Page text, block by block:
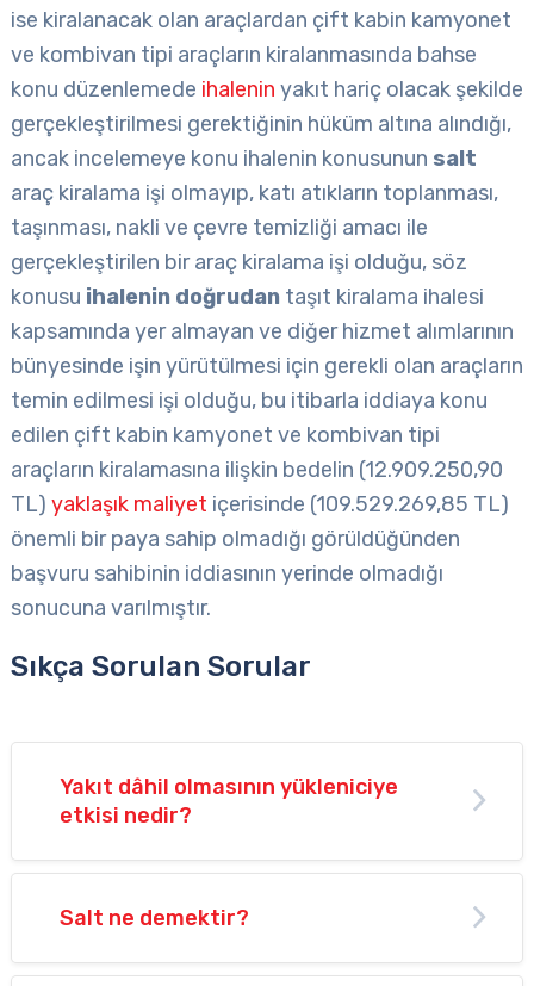
ise kiralanacak olan araçlardan çift kabin kamyonet
ve kombivan tipi araçların kiralanmasında bahse
konu düzenlemede ihalenin yakıt hariç olacak şekilde
gerçekleştirilmesi gerektiğinin hüküm altına alındığı,
ancak incelemeye konu ihalenin konusunun salt
araç kiralama işi olmayıp, katı atıkların toplanması,
taşınması, nakli ve çevre temizliği amacı ile
gerçekleştirilen bir araç kiralama işi olduğu, söz
konusu ihalenin doğrudan taşıt kiralama ihalesi
kapsamında yer almayan ve diğer hizmet alımlarının
bünyesinde işin yürütülmesi için gerekli olan araçların
temin edilmesi işi olduğu, bu itibarla iddiaya konu
edilen çift kabin kamyonet ve kombivan tipi
araçların kiralamasına ilişkin bedelin (12.909.250,90
TL) yaklaşık maliyet içerisinde (109.529.269,85 TL)
önemli bir paya sahip olmadığı görüldüğünden
başvuru sahibinin iddiasının yerinde olmadığı
sonucuna varılmıştır.
Sıkça Sorulan Sorular
Yakıt dâhil olmasının yükleniciye
etkisi nedir?
Salt ne demektir?